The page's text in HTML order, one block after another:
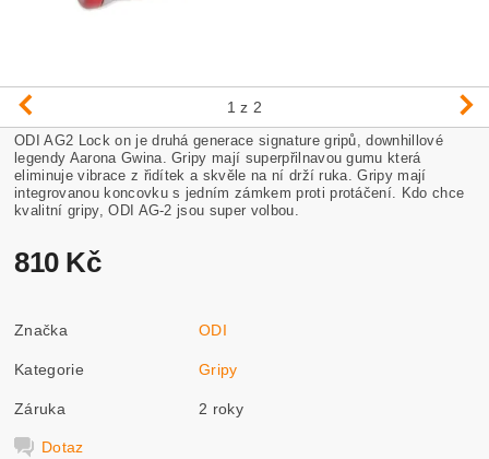
1 z 2
ODI AG2 Lock on je druhá generace signature gripů, downhillové
legendy Aarona Gwina. Gripy mají superpřilnavou gumu která
eliminuje vibrace z řidítek a skvěle na ní drží ruka. Gripy mají
integrovanou koncovku s jedním zámkem proti protáčení. Kdo chce
kvalitní gripy, ODI AG-2 jsou super volbou.
810 Kč
Značka ODI
Kategorie Gripy
Záruka 2 roky
Dotaz